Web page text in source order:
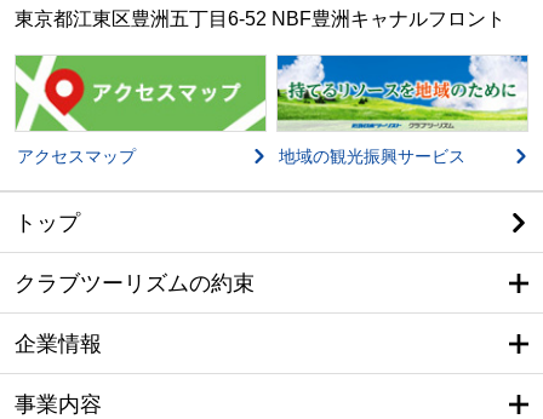
東京都江東区豊洲五丁目6-52 NBF豊洲キャナルフロント
アクセスマップ 地域の観光振興サービス
トップ
クラブツーリズムの約束
企業情報
事業内容